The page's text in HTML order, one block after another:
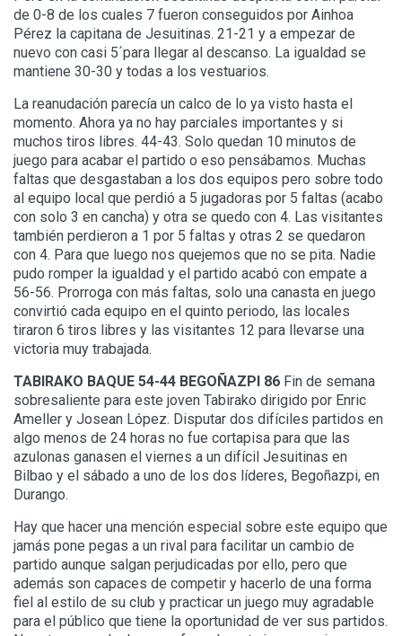
de 0-8 de los cuales 7 fueron conseguidos por Ainhoa
Pérez la capitana de Jesuitinas. 21-21 y a empezar de
nuevo con casi 5´para llegar al descanso. La igualdad se
mantiene 30-30 y todas a los vestuarios.
La reanudación parecía un calco de lo ya visto hasta el
momento. Ahora ya no hay parciales importantes y si
muchos tiros libres. 44-43. Solo quedan 10 minutos de
juego para acabar el partido o eso pensábamos. Muchas
faltas que desgastaban a los dos equipos pero sobre todo
al equipo local que perdió a 5 jugadoras por 5 faltas (acabo
con solo 3 en cancha) y otra se quedo con 4. Las visitantes
también perdieron a 1 por 5 faltas y otras 2 se quedaron
con 4. Para que luego nos quejemos que no se pita. Nadie
pudo romper la igualdad y el partido acabó con empate a
56-56. Prorroga con más faltas, solo una canasta en juego
convirtió cada equipo en el quinto periodo, las locales
tiraron 6 tiros libres y las visitantes 12 para llevarse una
victoria muy trabajada.
TABIRAKO BAQUE 54-44 BEGOÑAZPI 86 Fin de semana
sobresaliente para este joven Tabirako dirigido por Enric
Ameller y Josean López. Disputar dos difíciles partidos en
algo menos de 24 horas no fue cortapisa para que las
azulonas ganasen el viernes a un difícil Jesuitinas en
Bilbao y el sábado a uno de los dos líderes, Begoñazpi, en
Durango.
Hay que hacer una mención especial sobre este equipo que
jamás pone pegas a un rival para facilitar un cambio de
partido aunque salgan perjudicadas por ello, pero que
además son capaces de competir y hacerlo de una forma
fiel al estilo de su club y practicar un juego muy agradable
para el público que tiene la oportunidad de ver sus partidos.